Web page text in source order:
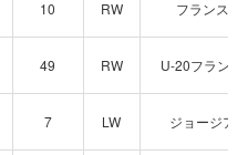
10 RW フランス代
49 RW U-20フランス
7 LW ジョージア